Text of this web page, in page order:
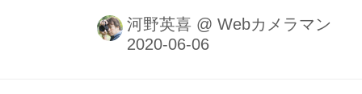
インダー内の様子を垣間見ることがで
きるのはもちろん､週替わりの撮影小
河野英喜 @ Webカメラマン